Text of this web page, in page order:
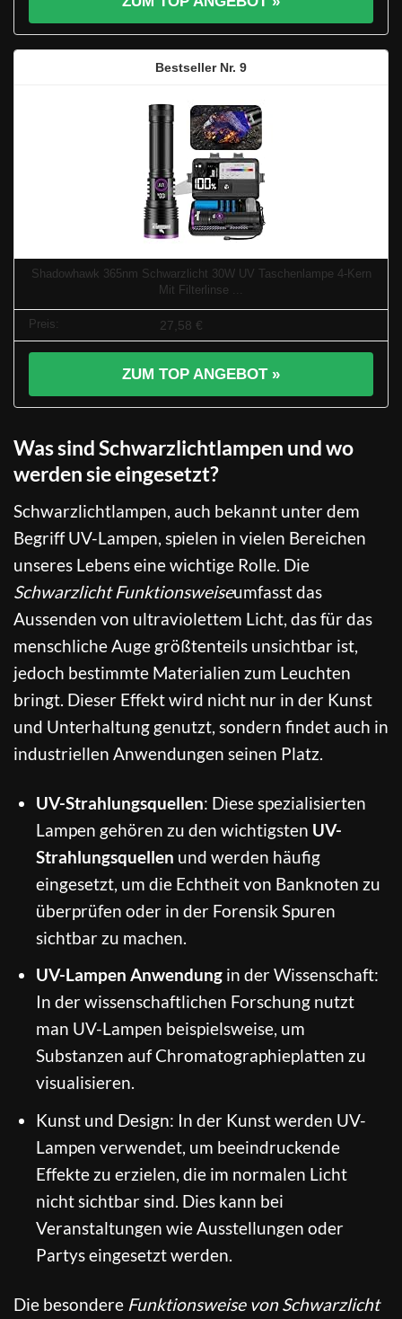
9
Shadowhawk 365nm Schwarzlicht 30W UV Taschenlampe 4-Kern
Mit Filterlinse ...
27,58 €
ZUM TOP ANGEBOT »
Was sind Schwarzlichtlampen und wo
werden sie eingesetzt?
Schwarzlichtlampen, auch bekannt unter dem
Begriff UV-Lampen, spielen in vielen Bereichen
unseres Lebens eine wichtige Rolle. Die
Schwarzlicht Funktionsweiseumfasst das
Aussenden von ultraviolettem Licht, das für das
menschliche Auge größtenteils unsichtbar ist,
jedoch bestimmte Materialien zum Leuchten
bringt. Dieser Effekt wird nicht nur in der Kunst
und Unterhaltung genutzt, sondern findet auch in
industriellen Anwendungen seinen Platz.
UV-Strahlungsquellen: Diese spezialisierten
Lampen gehören zu den wichtigsten UV-
Strahlungsquellen und werden häufig
eingesetzt, um die Echtheit von Banknoten zu
überprüfen oder in der Forensik Spuren
sichtbar zu machen.
UV-Lampen Anwendungin der Wissenschaft:
In der wissenschaftlichen Forschung nutzt
man UV-Lampen beispielsweise, um
Substanzen auf Chromatographieplatten zu
visualisieren.
Kunst und Design: In der Kunst werden UV-
Lampen verwendet, um beeindruckende
Effekte zu erzielen, die im normalen Licht
nicht sichtbar sind. Dies kann bei
Veranstaltungen wie Ausstellungen oder
Partys eingesetzt werden.
Die besondere Funktionsweise von Schwarzlicht